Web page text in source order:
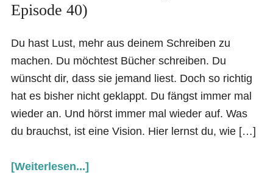
Episode 40)
Du hast Lust, mehr aus deinem Schreiben zu
machen. Du möchtest Bücher schreiben. Du
wünscht dir, dass sie jemand liest. Doch so richtig
hat es bisher nicht geklappt. Du fängst immer mal
wieder an. Und hörst immer mal wieder auf. Was
du brauchst, ist eine Vision. Hier lernst du, wie […]
[Weiterlesen...]